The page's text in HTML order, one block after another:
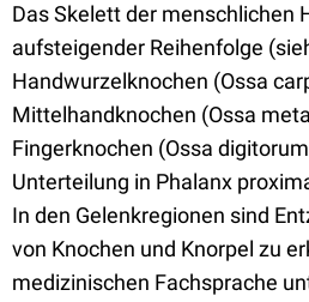
Das Skelett der menschlichen
aufsteigender Reihenfolge
Handwurzelknochen (Ossa
Mittelhandknochen (Ossa
Fingerknochen (Ossa
Unterteilung in Phalanx
In den Gelenkregionen sind
von Knochen und Knorpel zu
medizinischen Fachsprache